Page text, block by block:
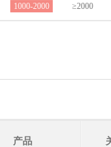
1000-2000 ≥2000
产品